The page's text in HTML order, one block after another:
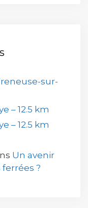
sur-
– 12.5 km
– 12.5 km
Un avenir
?